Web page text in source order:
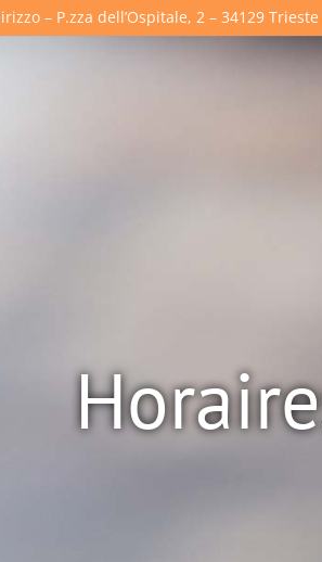
– P.zza dell’Ospitale, 2 – 34129 Trieste